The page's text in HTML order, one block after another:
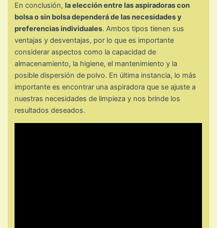
En conclusión, la elección entre las aspiradoras con
bolsa o sin bolsa dependerá de las necesidades y
preferencias individuales. Ambos tipos tienen sus
ventajas y desventajas, por lo que es importante
considerar aspectos como la capacidad de
almacenamiento, la higiene, el mantenimiento y la
posible dispersión de polvo. En última instancia, lo más
importante es encontrar una aspiradora que se ajuste a
nuestras necesidades de limpieza y nos brinde los
resultados deseados.